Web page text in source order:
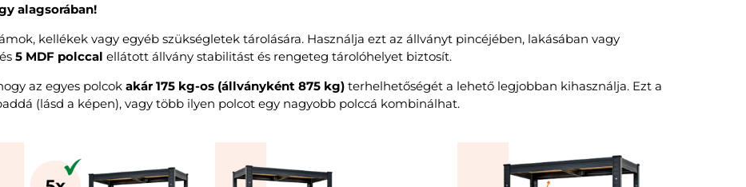
alagsorában!
kellékek vagy egyéb szükségletek tárolására. Használja ezt az állványt pincéjében, lakásában vagy
és 5 MDF polccal ellátott állvány stabilitást és rengeteg tárolóhelyet biztosít.
az egyes polcok akár 175 kg-os (állványként 875 kg) terhelhetőségét a lehető legjobban kihasználja. Ezt a
(lásd a képen), vagy több ilyen polcot egy nagyobb polccá kombinálhat.